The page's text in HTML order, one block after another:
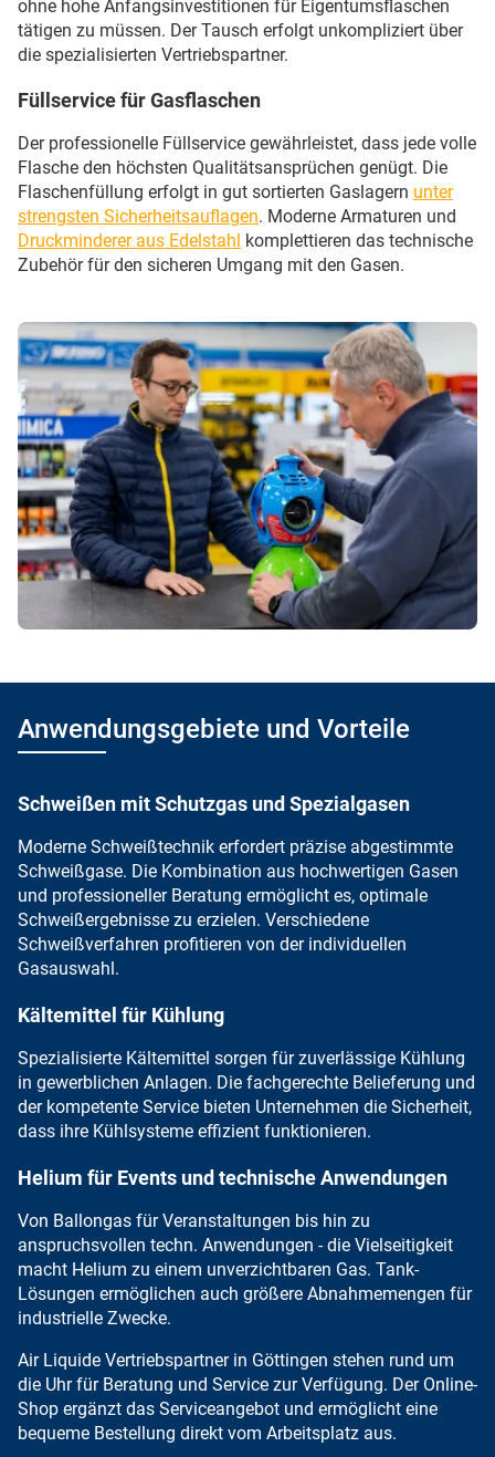
ohne hohe Anfangsinvestitionen für Eigentumsflaschen
tätigen zu müssen. Der Tausch erfolgt unkompliziert über
die spezialisierten Vertriebspartner.
Füllservice für Gasflaschen
Der professionelle Füllservice gewährleistet, dass jede volle
Flasche den höchsten Qualitätsansprüchen genügt. Die
Flaschenfüllung erfolgt in gut sortierten Gaslagern unter
strengsten Sicherheitsauflagen. Moderne Armaturen und
Druckminderer aus Edelstahl komplettieren das technische
Zubehör für den sicheren Umgang mit den Gasen.
Anwendungsgebiete und Vorteile
Schweißen mit Schutzgas und Spezialgasen
Moderne Schweißtechnik erfordert präzise abgestimmte
Schweißgase. Die Kombination aus hochwertigen Gasen
und professioneller Beratung ermöglicht es, optimale
Schweißergebnisse zu erzielen. Verschiedene
Schweißverfahren profitieren von der individuellen
Gasauswahl.
Kältemittel für Kühlung
Spezialisierte Kältemittel sorgen für zuverlässige Kühlung
in gewerblichen Anlagen. Die fachgerechte Belieferung und
der kompetente Service bieten Unternehmen die Sicherheit,
dass ihre Kühlsysteme effizient funktionieren.
Helium für Events und technische Anwendungen
Von Ballongas für Veranstaltungen bis hin zu
anspruchsvollen techn. Anwendungen - die Vielseitigkeit
macht Helium zu einem unverzichtbaren Gas. Tank-
Lösungen ermöglichen auch größere Abnahmemengen für
industrielle Zwecke.
Air Liquide Vertriebspartner in Göttingen stehen rund um
die Uhr für Beratung und Service zur Verfügung. Der Online-
Shop ergänzt das Serviceangebot und ermöglicht eine
bequeme Bestellung direkt vom Arbeitsplatz aus.